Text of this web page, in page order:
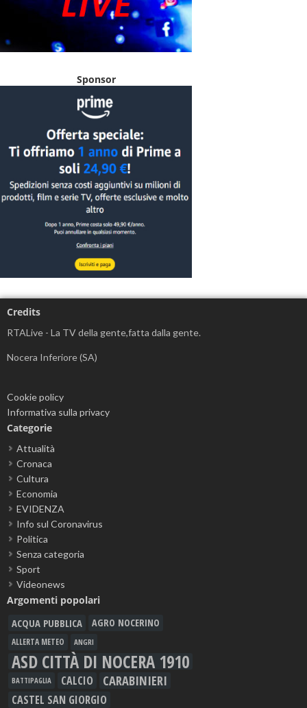
Sponsor
Credits
RTALive - La TV della gente,fatta dalla gente.
Nocera Inferiore (SA)
Cookie policy
Informativa sulla privacy
Categorie
Attualità
Cronaca
Cultura
Economia
EVIDENZA
Info sul Coronavirus
Politica
Senza categoria
Sport
Videonews
Argomenti popolari
ACQUA PUBBLICA AGRO NOCERINO
ALLERTA METEO ANGRI
ASD CITTÀ DI NOCERA 1910
BATTIPAGLIA CALCIO CARABINIERI
CASTEL SAN GIORGIO